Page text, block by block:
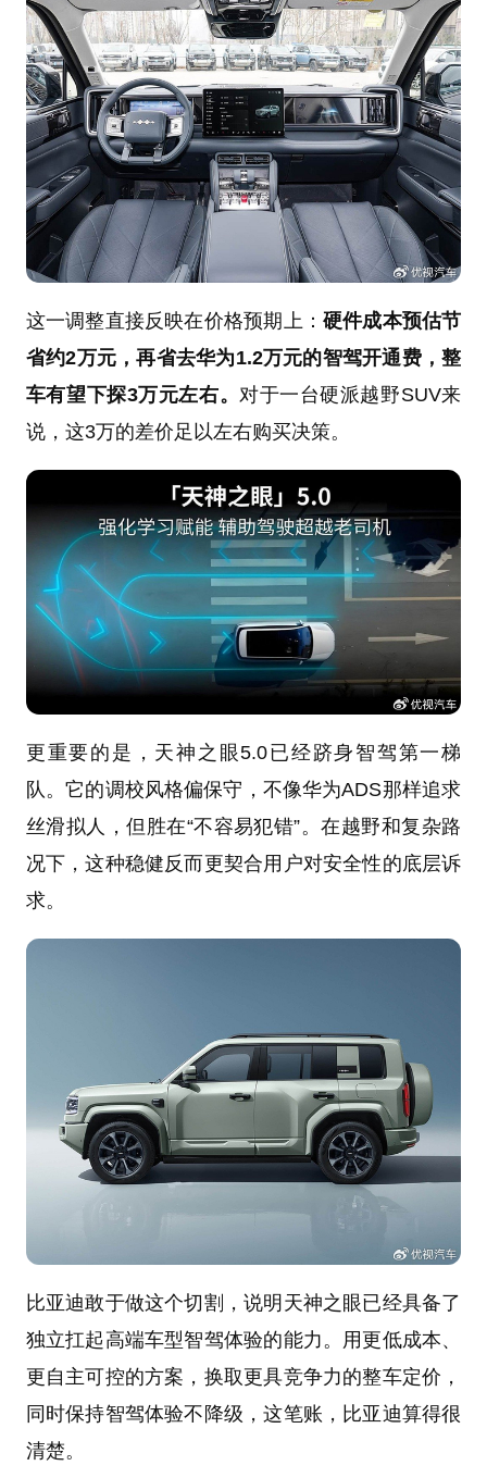
这一调整直接反映在价格预期上： 硬件成本预估节
省约2万元，再省去华为1.2万元的智驾开通费，整
车有望下探3万元左右。 对于一台硬派越野SUV来
说，这3万的差价足以左右购买决策。
更重要的是，天神之眼5.0已经跻身智驾第一梯
队。它的调校风格偏保守，不像华为ADS那样追求
丝滑拟人，但胜在“不容易犯错”。在越野和复杂路
况下，这种稳健反而更契合用户对安全性的底层诉
求。
比亚迪敢于做这个切割，说明天神之眼已经具备了
独立扛起高端车型智驾体验的能力。用更低成本、
更自主可控的方案，换取更具竞争力的整车定价，
同时保持智驾体验不降级，这笔账，比亚迪算得很
清楚。